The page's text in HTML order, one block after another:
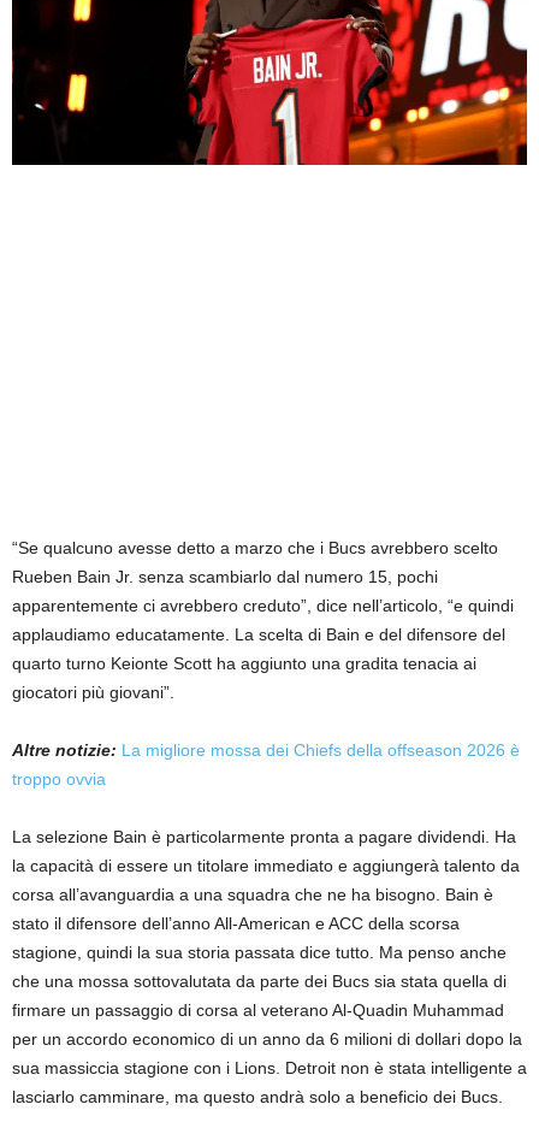
“Se qualcuno avesse detto a marzo che i Bucs avrebbero scelto
Rueben Bain Jr. senza scambiarlo dal numero 15, pochi
apparentemente ci avrebbero creduto”, dice nell’articolo, “e quindi
applaudiamo educatamente. La scelta di Bain e del difensore del
quarto turno Keionte Scott ha aggiunto una gradita tenacia ai
giocatori più giovani”.
Altre notizie: La migliore mossa dei Chiefs della offseason 2026 è
troppo ovvia
La selezione Bain è particolarmente pronta a pagare dividendi. Ha
la capacità di essere un titolare immediato e aggiungerà talento da
corsa all’avanguardia a una squadra che ne ha bisogno. Bain è
stato il difensore dell’anno All-American e ACC della scorsa
stagione, quindi la sua storia passata dice tutto. Ma penso anche
che una mossa sottovalutata da parte dei Bucs sia stata quella di
firmare un passaggio di corsa al veterano Al-Quadin Muhammad
per un accordo economico di un anno da 6 milioni di dollari dopo la
sua massiccia stagione con i Lions. Detroit non è stata intelligente a
lasciarlo camminare, ma questo andrà solo a beneficio dei Bucs.